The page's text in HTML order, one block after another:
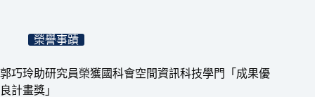
榮譽事蹟
郭巧玲助研究員榮獲國科會空間資訊科技學門「成果優
良計畫獎」